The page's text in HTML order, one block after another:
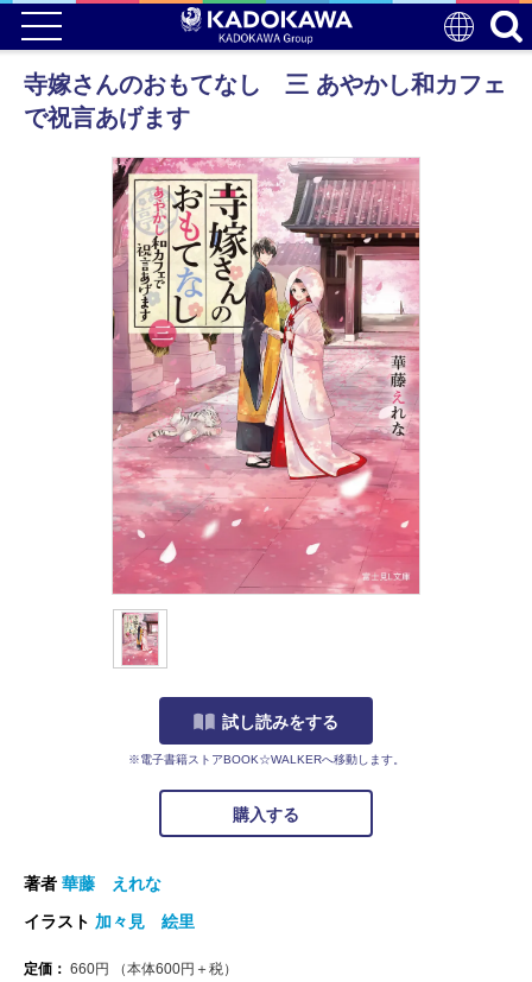
寺嫁さんのおもてなし 三 あやかし和カフェ
で祝言あげます
試し読みをする
※電子書籍ストアBOOK☆WALKERへ移動します。
購入する
著者 華藤 えれな
イラスト 加々見 絵里
定価： 660円 （本体600円＋税）